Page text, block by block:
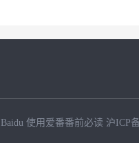
使用爱番番前必读 沪ICP